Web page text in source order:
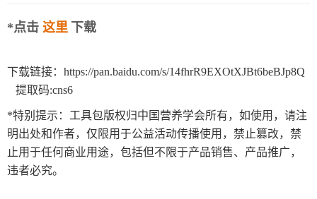
*点击 这里 下载
下载链接：https://pan.baidu.com/s/14fhrR9EXOtXJBt6beBJp8Q
提取码:cns6
*特别提示：工具包版权归中国营养学会所有，如使用，请注
明出处和作者，仅限用于公益活动传播使用，禁止篡改，禁
止用于任何商业用途，包括但不限于产品销售、产品推广，
违者必究。